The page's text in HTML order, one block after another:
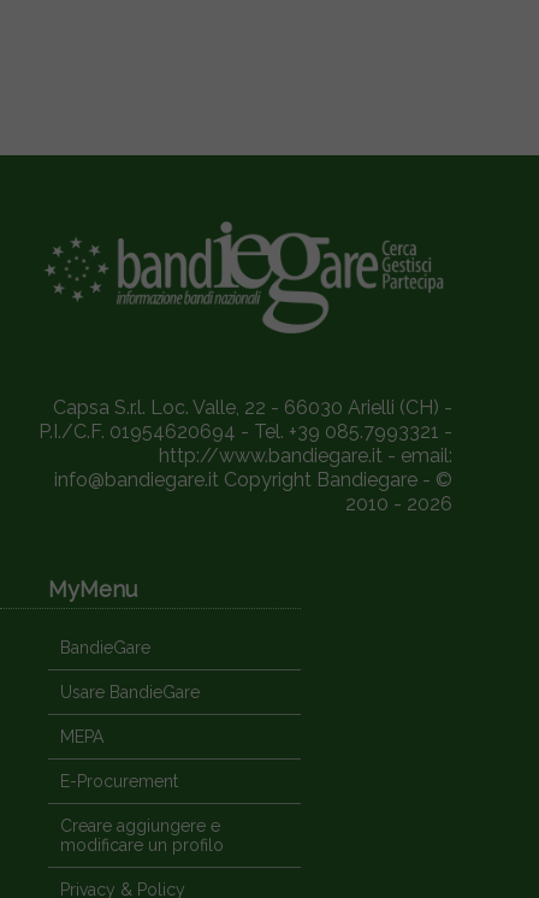
Capsa S.r.l. Loc. Valle, 22 - 66030 Arielli (CH) -
P.I./C.F. 01954620694 - Tel. +39 085.7993321 -
http://www.bandiegare.it - email:
info@bandiegare.it Copyright Bandiegare - ©
2010 - 2026
MyMenu
BandieGare
Usare BandieGare
MEPA
E-Procurement
Creare aggiungere e
modificare un profilo
Privacy & Policy